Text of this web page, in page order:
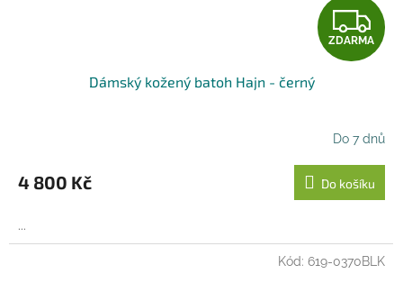
Z
D
R
M
A
ZDARMA
Dámský kožený batoh Hajn - černý
Do 7 dnů
4 800 Kč Do košíku
...
Kód: 619-0370BLK